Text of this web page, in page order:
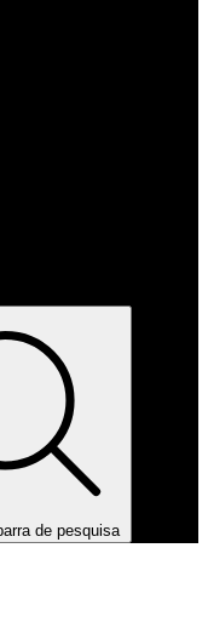
de pesquisa